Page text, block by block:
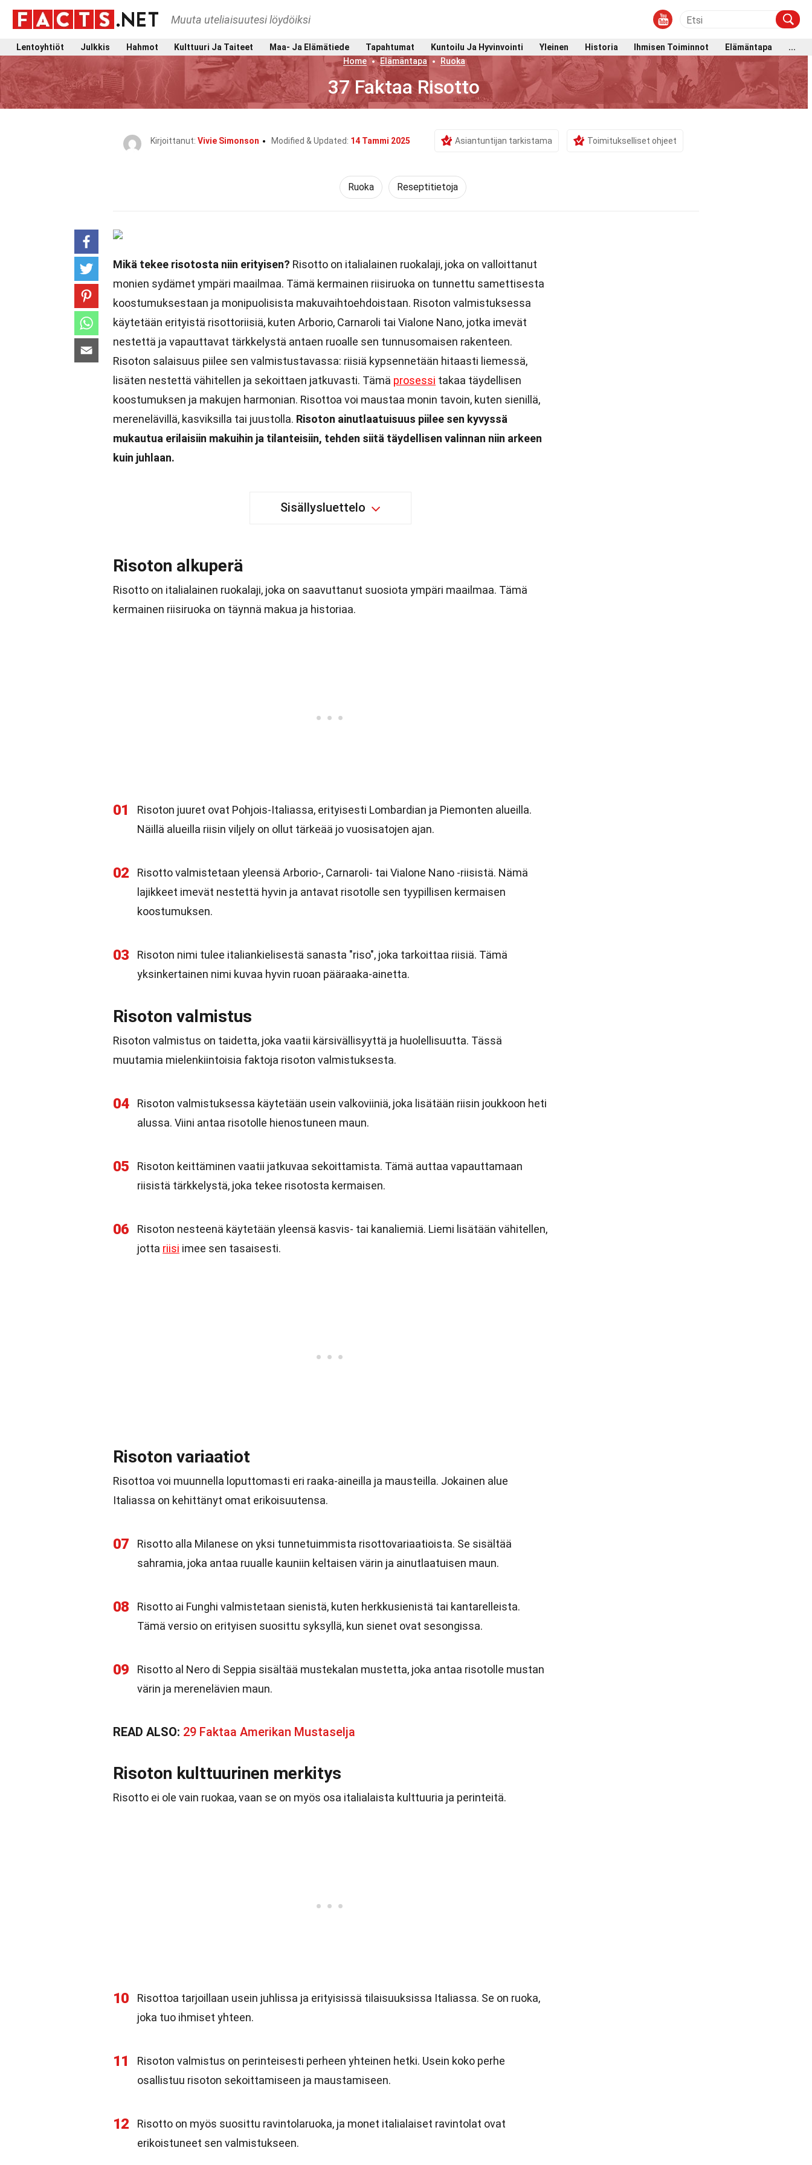
Muuta uteliaisuutesi löydöiksi
Lentoyhtiöt Julkkis Hahmot Kulttuuri Ja Taiteet Maa- Ja Elämätiede Tapahtumat Kuntoilu Ja Hyvinvointi Yleinen Historia Ihmisen Toiminnot Elämäntapa
...
Home
Elämäntapa Ruoka
37 Faktaa Risotto
Kirjoittanut: Vivie Simonson Modified & Updated: 14 Tammi 2025 Asiantuntijan tarkistama Toimitukselliset ohjeet
Ruoka Reseptitietoja
Mikä tekee risotosta niin erityisen? Risotto on italialainen ruokalaji, joka on valloittanut
monien sydämet ympäri maailmaa. Tämä kermainen riisiruoka on tunnettu samettisesta
koostumuksestaan ja monipuolisista makuvaihtoehdoistaan. Risoton valmistuksessa
käytetään erityistä risottoriisiä, kuten Arborio, Carnaroli tai Vialone Nano, jotka imevät
nestettä ja vapauttavat tärkkelystä antaen ruoalle sen tunnusomaisen rakenteen.
Risoton salaisuus piilee sen valmistustavassa: riisiä kypsennetään hitaasti liemessä,
lisäten nestettä vähitellen ja sekoittaen jatkuvasti. Tämä prosessi takaa täydellisen
koostumuksen ja makujen harmonian. Risottoa voi maustaa monin tavoin, kuten sienillä,
merenelävillä, kasviksilla tai juustolla. Risoton ainutlaatuisuus piilee sen kyvyssä
mukautua erilaisiin makuihin ja tilanteisiin, tehden siitä täydellisen valinnan niin arkeen
kuin juhlaan.
Sisällysluettelo
Risoton alkuperä
Risotto on italialainen ruokalaji, joka on saavuttanut suosiota ympäri maailmaa. Tämä
kermainen riisiruoka on täynnä makua ja historiaa.
01
Risoton juuret ovat Pohjois-Italiassa, erityisesti Lombardian ja Piemonten alueilla.
Näillä alueilla riisin viljely on ollut tärkeää jo vuosisatojen ajan.
02
Risotto valmistetaan yleensä Arborio-, Carnaroli- tai Vialone Nano -riisistä. Nämä
lajikkeet imevät nestettä hyvin ja antavat risotolle sen tyypillisen kermaisen
koostumuksen.
03
Risoton nimi tulee italiankielisestä sanasta "riso", joka tarkoittaa riisiä. Tämä
yksinkertainen nimi kuvaa hyvin ruoan pääraaka-ainetta.
Risoton valmistus
Risoton valmistus on taidetta, joka vaatii kärsivällisyyttä ja huolellisuutta. Tässä
muutamia mielenkiintoisia faktoja risoton valmistuksesta.
04
Risoton valmistuksessa käytetään usein valkoviiniä, joka lisätään riisin joukkoon heti
alussa. Viini antaa risotolle hienostuneen maun.
05
Risoton keittäminen vaatii jatkuvaa sekoittamista. Tämä auttaa vapauttamaan
riisistä tärkkelystä, joka tekee risotosta kermaisen.
06
Risoton nesteenä käytetään yleensä kasvis- tai kanaliemiä. Liemi lisätään vähitellen,
jotta riisi imee sen tasaisesti.
Risoton variaatiot
Risottoa voi muunnella loputtomasti eri raaka-aineilla ja mausteilla. Jokainen alue
Italiassa on kehittänyt omat erikoisuutensa.
07
Risotto alla Milanese on yksi tunnetuimmista risottovariaatioista. Se sisältää
sahramia, joka antaa ruualle kauniin keltaisen värin ja ainutlaatuisen maun.
08
Risotto ai Funghi valmistetaan sienistä, kuten herkkusienistä tai kantarelleista.
Tämä versio on erityisen suosittu syksyllä, kun sienet ovat sesongissa.
09
Risotto al Nero di Seppia sisältää mustekalan mustetta, joka antaa risotolle mustan
värin ja merenelävien maun.
READ ALSO: 29 Faktaa Amerikan Mustaselja
Risoton kulttuurinen merkitys
Risotto ei ole vain ruokaa, vaan se on myös osa italialaista kulttuuria ja perinteitä.
10
Risottoa tarjoillaan usein juhlissa ja erityisissä tilaisuuksissa Italiassa. Se on ruoka,
joka tuo ihmiset yhteen.
11
Risoton valmistus on perinteisesti perheen yhteinen hetki. Usein koko perhe
osallistuu risoton sekoittamiseen ja maustamiseen.
12
Risotto on myös suosittu ravintolaruoka, ja monet italialaiset ravintolat ovat
erikoistuneet sen valmistukseen.